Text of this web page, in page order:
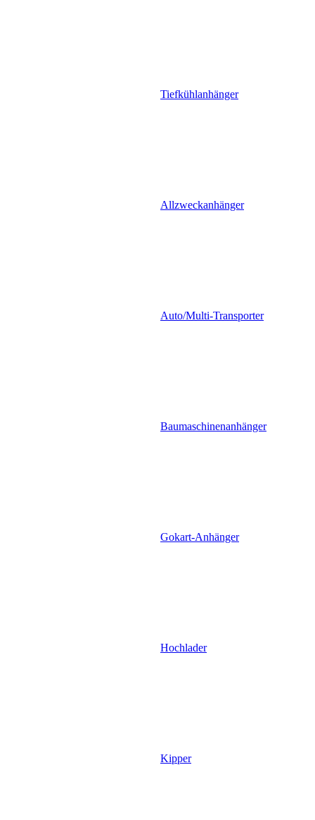
Tiefkühlanhänger
Allzweckanhänger
Auto/Multi-Transporter
Baumaschinenanhänger
Gokart-Anhänger
Hochlader
Kipper